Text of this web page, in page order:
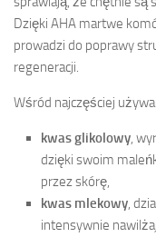
Dzięki AHA martwe
prowadzi do poprawy
regeneracji.
Wśród najczęściej
kwas glikolowy,
dzięki swoim
przez skórę,
kwas mlekowy,
intensywnie